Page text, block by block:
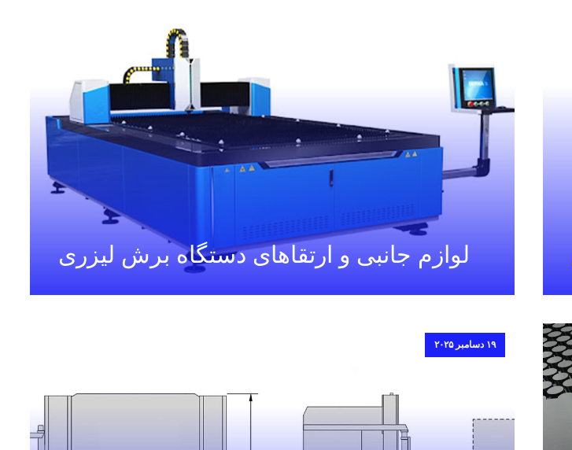
لوازم جانبی و ارتقاهای دستگاه برش لیزری
۱۹ دسامبر ۲۰۲۵